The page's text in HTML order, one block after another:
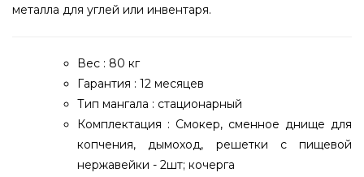
металла для углей или инвентаря.
Вес : 80 кг
Гарантия : 12 месяцев
Тип мангала : стационарный
Комплектация : Смокер, сменное днище для
копчения, дымоход, решетки с пищевой
нержавейки - 2шт; кочерга